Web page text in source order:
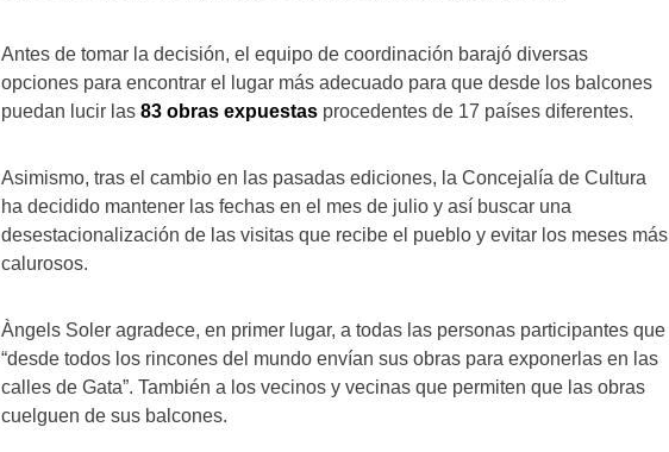
Antes de tomar la decisión, el equipo de coordinación barajó diversas
opciones para encontrar el lugar más adecuado para que desde los balcones
puedan lucir las 83 obras expuestas procedentes de 17 países diferentes.
Asimismo, tras el cambio en las pasadas ediciones, la Concejalía de Cultura
ha decidido mantener las fechas en el mes de julio y así buscar una
desestacionalización de las visitas que recibe el pueblo y evitar los meses más
calurosos.
Àngels Soler agradece, en primer lugar, a todas las personas participantes que
“desde todos los rincones del mundo envían sus obras para exponerlas en las
calles de Gata”. También a los vecinos y vecinas que permiten que las obras
cuelguen de sus balcones.